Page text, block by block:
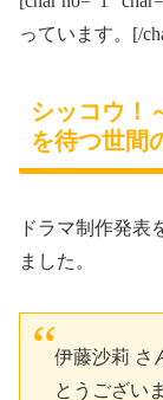
っています。[/
シッコウ！
を待つ世間
ドラマ制作発表
ました。
伊藤沙莉 さ
とうござい